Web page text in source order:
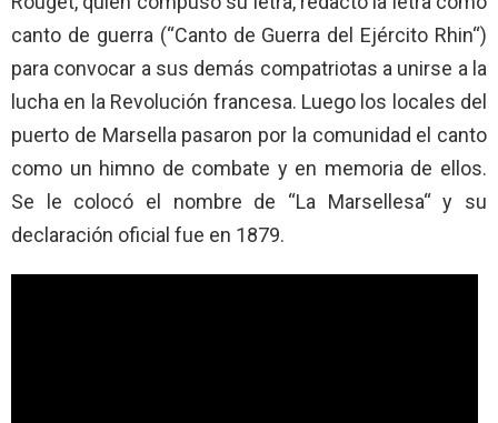
canto de guerra (“Canto de Guerra del Ejército Rhin“)
para convocar a sus demás compatriotas a unirse a la
lucha en la Revolución francesa. Luego los locales del
puerto de Marsella pasaron por la comunidad el canto
como un himno de combate y en memoria de ellos.
Se le colocó el nombre de “La Marsellesa“ y su
declaración oficial fue en 1879.